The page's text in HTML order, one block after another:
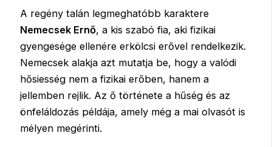
A regény talán legmeghatóbb karaktere
Nemecsek Ernő, a kis szabó fia, aki fizikai
gyengesége ellenére erkölcsi erővel rendelkezik.
Nemecsek alakja azt mutatja be, hogy a valódi
hősiesség nem a fizikai erőben, hanem a
jellemben rejlik. Az ő története a hűség és az
önfeláldozás példája, amely még a mai olvasót is
mélyen megérinti.